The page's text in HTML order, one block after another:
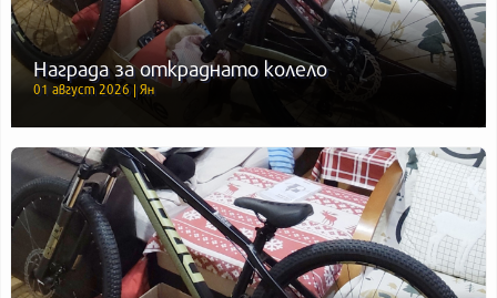
Награда за откраднато колело
01 август 2026 | Ян